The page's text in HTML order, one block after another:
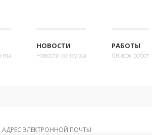
НОВОСТИ
Новости конкурса
РАБОТЫ
Список работ
АДРЕС ЭЛЕКТРОННОЙ ПОЧТЫ